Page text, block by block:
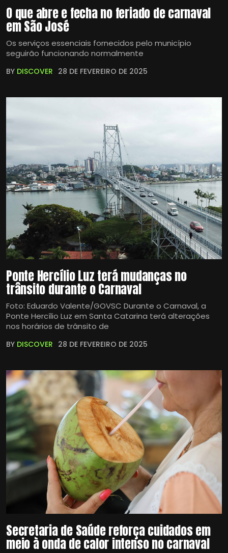
O que abre e fecha no feriado de carnaval
em São José
Os serviços essenciais fornecidos pelo município
seguirão funcionando normalmente
BY DISCOVER 28 DE FEVEREIRO DE 2025
Ponte Hercílio Luz terá mudanças no
trânsito durante o Carnaval
Foto: Eduardo Valente/GOVSC Durante o Carnaval, a
Ponte Hercílio Luz em Santa Catarina terá alterações
nos horários de trânsito de
BY DISCOVER 28 DE FEVEREIRO DE 2025
Secretaria de Saúde reforça cuidados em
meio à onda de calor intenso no carnaval